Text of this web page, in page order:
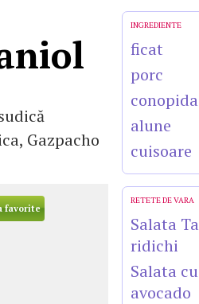
Gazpacho
favorite
INGREDIENTE
ficat
porc
conopida
alune
cuisoare
RETETE DE VARA
Salata
ridichi
Salata
avocado